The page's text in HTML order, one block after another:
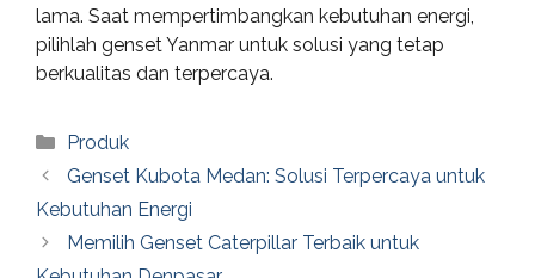
lama. Saat mempertimbangkan kebutuhan energi,
pilihlah genset Yanmar untuk solusi yang tetap
berkualitas dan terpercaya.
Categories
Produk
Genset Kubota Medan: Solusi Terpercaya untuk
Kebutuhan Energi
Memilih Genset Caterpillar Terbaik untuk